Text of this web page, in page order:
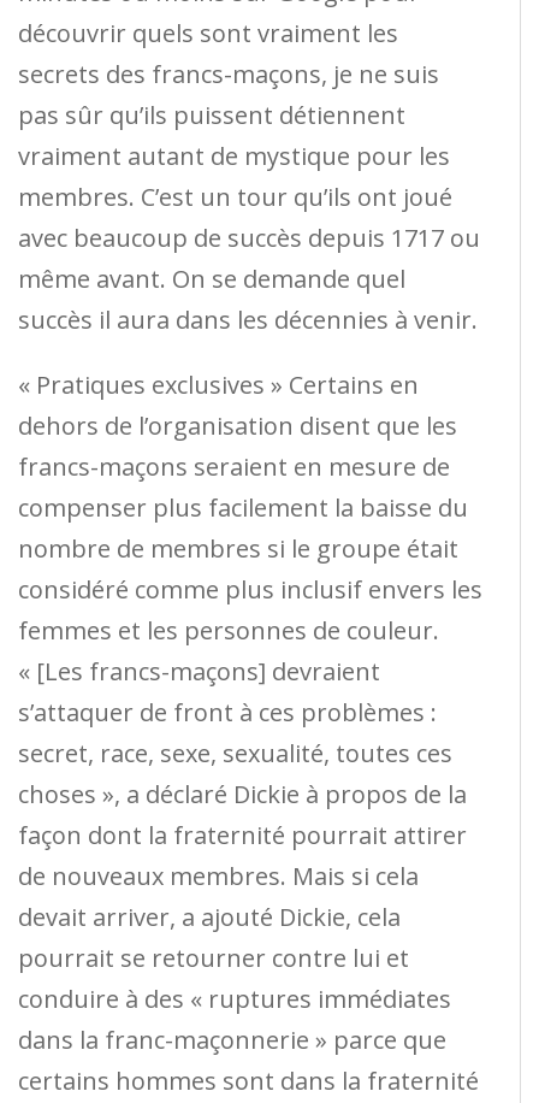
découvrir quels sont vraiment les
secrets des francs-maçons, je ne suis
pas sûr qu’ils puissent détiennent
vraiment autant de mystique pour les
membres. C’est un tour qu’ils ont joué
avec beaucoup de succès depuis 1717 ou
même avant. On se demande quel
succès il aura dans les décennies à venir.
« Pratiques exclusives » Certains en
dehors de l’organisation disent que les
francs-maçons seraient en mesure de
compenser plus facilement la baisse du
nombre de membres si le groupe était
considéré comme plus inclusif envers les
femmes et les personnes de couleur.
« [Les francs-maçons] devraient
s’attaquer de front à ces problèmes :
secret, race, sexe, sexualité, toutes ces
choses », a déclaré Dickie à propos de la
façon dont la fraternité pourrait attirer
de nouveaux membres. Mais si cela
devait arriver, a ajouté Dickie, cela
pourrait se retourner contre lui et
conduire à des « ruptures immédiates
dans la franc-maçonnerie » parce que
certains hommes sont dans la fraternité